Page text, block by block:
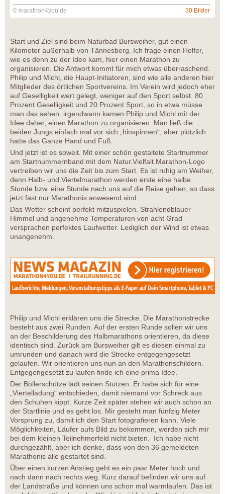
© marathon4you.de 30 Bilder
Start und Ziel sind beim Naturbad Bursweiher, gut einen
Kilometer außerhalb von Tännesberg. Ich frage einen Helfer,
wie es denn zu der Idee kam, hier einen Marathon zu
organisieren. Die Antwort kommt für mich etwas überraschend.
Philip und Michl, die Haupt-Initiatoren, sind wie alle anderen hier
Mitglieder des örtlichen Sportvereins. Im Verein wird jedoch eher
auf Geselligkeit wert gelegt, weniger auf den Sport selbst. 80
Prozent Geselligkeit und 20 Prozent Sport, so in etwa müsse
man das sehen. irgendwann kamen Philip und Michl mit der
Idee daher, einen Marathon zu organisieren. Man ließ die
beiden Jungs einfach mal vor sich „hinspinnen“, aber plötzlich
hatte das Ganze Hand und Fuß.
Und jetzt ist es soweit. Mit einer schön gestaltete Startnummer
am Startnummernband mit dem Natur.Vielfalt.Marathon-Logo
vertreiben wir uns die Zeit bis zum Start. Es ist ruhig am Weiher,
denn Halb- und Viertelmarathon werden erste eine halbe
Stunde bzw. eine Stunde nach uns auf die Reise gehen, so dass
jetzt fast nur Marathonis anwesend sind.
Das Wetter scheint perfekt mitzuspielen. Strahlendblauer
Himmel und angenehme Temperaturen von acht Grad
versprachen perfektes Laufwetter. Lediglich der Wind ist etwas
unangenehm.
Philip und Michl erklären uns die Strecke. Die Marathonstrecke
besteht aus zwei Runden. Auf der ersten Runde sollen wir uns
an der Beschilderung des Halbmarathons orientieren, da diese
identisch sind. Zurück am Bursweiher gilt es diesen einmal zu
umrunden und danach wird die Strecke entgegengesetzt
gelaufen. Wir orientieren uns nun an den Marathonschildern.
Entgegengesetzt zu laufen finde ich eine prima Idee.
Der Böllerschütze lädt seinen Stutzen. Er habe sich für eine
„Viertelladung“ entschieden, damit niemand vor Schreck aus
den Schuhen kippt. Kurze Zeit später stehen wir auch schon an
der Startlinie und es geht los. Mir gesteht man fünfzig Meter
Vorsprung zu, damit ich den Start fotografieren kann. Viele
Möglichkeiten, Läufer aufs Bild zu bekommen, werden sich mir
bei dem kleinen Teilnehmerfeld nicht bieten. Ich habe nicht
durchgezählt, aber ich denke, dass von den 36 gemeldeten
Marathonis alle gestartet sind.
Über einen kurzen Anstieg geht es ein paar Meter hoch und
nach dann nach rechts weg. Kurz darauf befinden wir uns auf
der Landstraße und können uns schon mal warmlaufen. Das ist